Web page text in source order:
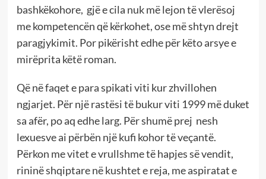
bashkëkohore, gjë e cila nuk më lejon të vlerësoj
me kompetencën që kërkohet, ose më shtyn drejt
paragjykimit. Por pikërisht edhe për këto arsye e
mirëprita këtë roman.
Që në faqet e para spikati viti kur zhvillohen
ngjarjet. Për një rastësi të bukur viti 1999 më duket
sa afër, po aq edhe larg. Për shumë prej nesh
lexuesve ai përbën një kufi kohor të veçantë.
Përkon me vitet e vrullshme të hapjes së vendit,
rininë shqiptare në kushtet e reja, me aspiratat e